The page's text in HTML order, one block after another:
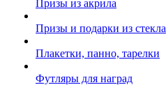
Призы из акрила
Призы и подарки из стекла
Плакетки, панно, тарелки
Футляры для наград